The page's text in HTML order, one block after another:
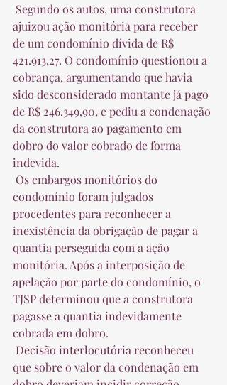
ajuizou ação monitória para receber
de um condomínio dívida de R$
421.913,27. O condomínio questionou a
cobrança, argumentando que havia
sido desconsiderado montante já pago
de R$ 246.349,90, e pediu a condenação
da construtora ao pagamento em
dobro do valor cobrado de forma
indevida.
condomínio foram julgados
procedentes para reconhecer a
inexistência da obrigação de pagar a
quantia perseguida com a ação
monitória. Após a interposição de
apelação por parte do condomínio, o
TJSP determinou que a construtora
pagasse a quantia indevidamente
cobrada em dobro.
que sobre o valor da condenação em